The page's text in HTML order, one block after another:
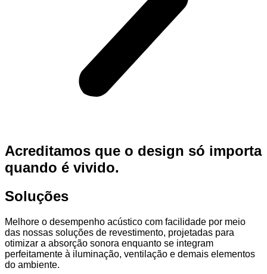
Acreditamos que o design só importa
quando é vivido.
Soluções
Melhore o desempenho acústico com facilidade por meio
das nossas soluções de revestimento, projetadas para
otimizar a absorção sonora enquanto se integram
perfeitamente à iluminação, ventilação e demais elementos
do ambiente.